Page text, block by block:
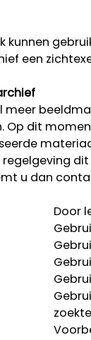
kunnen
een
meer
Op dit
u dan
Door